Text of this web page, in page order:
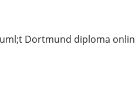
Dortmund diploma